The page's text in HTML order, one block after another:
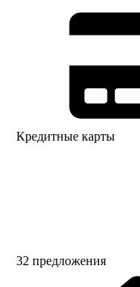
Кредитные карты
32 предложения